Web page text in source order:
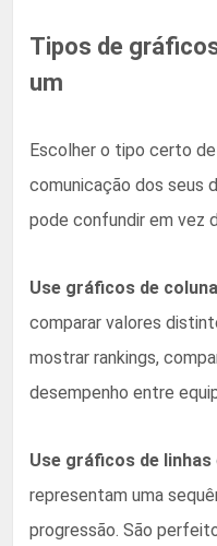
Tipos de
um
Escolher o tipo certo
comunicação dos seus
pode confundir em vez
Use gráficos de
comparar valores
mostrar rankings,
desempenho entre
Use gráficos de linhas
representam uma
progressão. São